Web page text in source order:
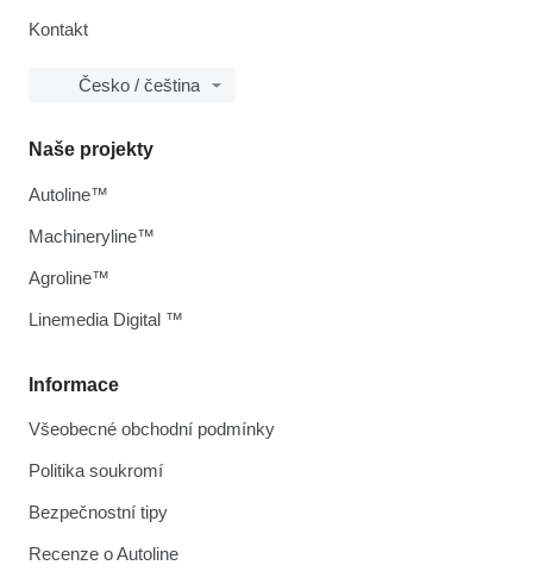
Kontakt
Česko / čeština
Informace
Všeobecné obchodní podmínky
Politika soukromí
Bezpečnostní tipy
Recenze o Autoline
Naše projekty
Autoline™
Machineryline™
Agroline™
Linemedia Digital ™